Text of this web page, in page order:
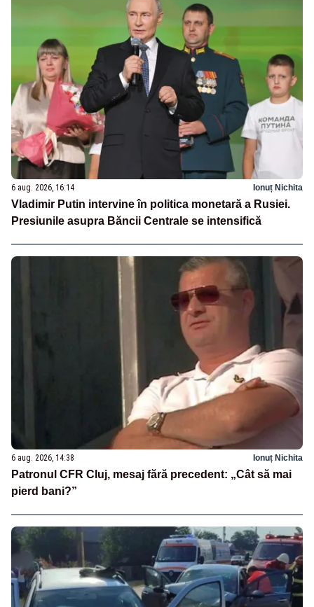
6 aug. 2026, 16:14 Ionuț Nichita
Vladimir Putin intervine în politica monetară a Rusiei.
Presiunile asupra Băncii Centrale se intensifică
6 aug. 2026, 14:38 Ionuț Nichita
Patronul CFR Cluj, mesaj fără precedent: „Cât să mai
pierd bani?”